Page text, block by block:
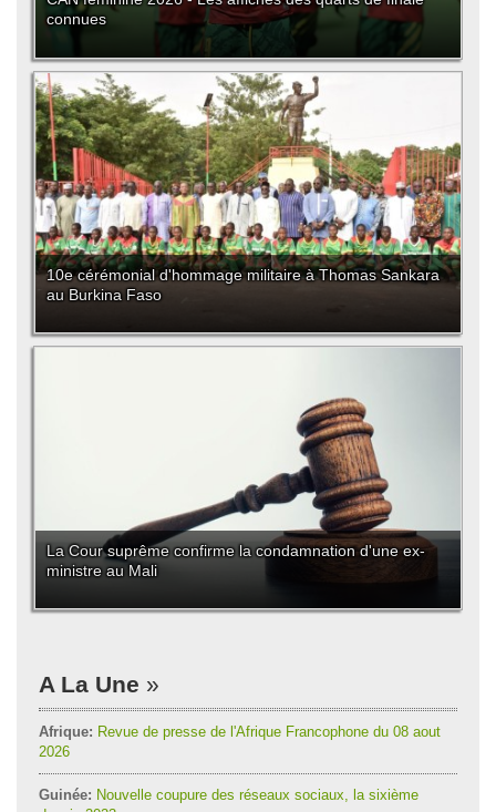
connues
10e cérémonial d'hommage militaire à Thomas Sankara
au Burkina Faso
La Cour suprême confirme la condamnation d'une ex-
ministre au Mali
A La Une
Afrique: Revue de presse de l'Afrique Francophone du 08 aout
2026
Guinée: Nouvelle coupure des réseaux sociaux, la sixième